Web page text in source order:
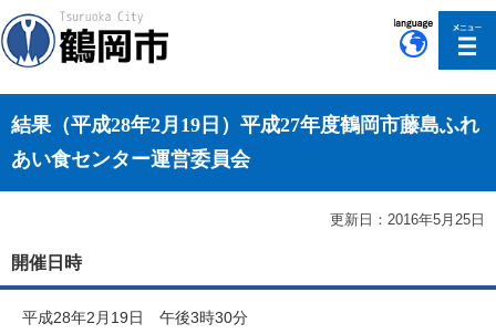
結果（平成28年2月19日）平成27年度鶴岡市藤島ふれ
あい食センター運営委員会
更新日：2016年5月25日
開催日時
平成28年2月19日 午後3時30分